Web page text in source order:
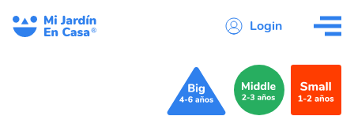
Login